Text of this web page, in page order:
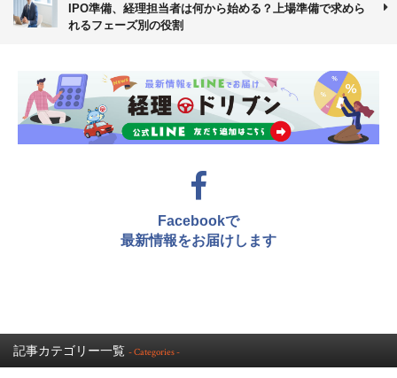
IPO準備、経理担当者は何から始める？上場準備で求めら
れるフェーズ別の役割
Facebookで
最新情報をお届けします
記事カテゴリー一覧 - Categories -